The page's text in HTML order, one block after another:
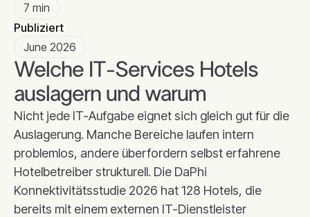
7 min
Publiziert
June 2026
Welche IT-Services Hotels
auslagern und warum
Nicht jede IT-Aufgabe eignet sich gleich gut für die
Auslagerung. Manche Bereiche laufen intern
problemlos, andere überfordern selbst erfahrene
Hotelbetreiber strukturell. Die DaPhi
Konnektivitätsstudie 2026 hat 128 Hotels, die
bereits mit einem externen IT-Dienstleister